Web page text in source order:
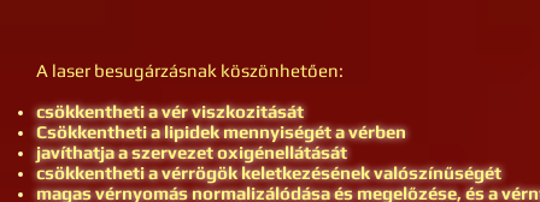
A laser besugárzásnak köszönhetően:
csökkentheti a vér viszkozitását
Csökkentheti a lipidek mennyiségét a vérben
javíthatja a szervezet oxigénellátását
csökkentheti a vérrögök keletkezésének valószínűségét
magas vérnyomás normalizálódása és megelőzése, és a